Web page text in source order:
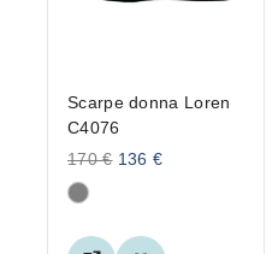
Scarpe donna Loren
C4076
170€ 136€